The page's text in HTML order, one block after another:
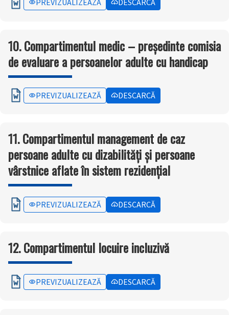
PREVIZUALIZEAZĂ DESCARCĂ
10. Compartimentul medic – președinte comisia
de evaluare a persoanelor adulte cu handicap
PREVIZUALIZEAZĂ DESCARCĂ
11. Compartimentul management de caz
persoane adulte cu dizabilități și persoane
vârstnice aflate în sistem rezidențial
PREVIZUALIZEAZĂ DESCARCĂ
12. Compartimentul locuire incluzivă
PREVIZUALIZEAZĂ DESCARCĂ